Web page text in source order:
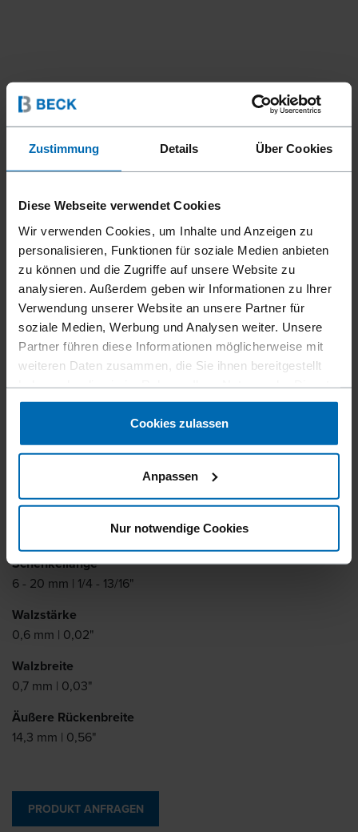
Zustimmung Details Über Cookies
Diese Webseite verwendet Cookies
Wir verwenden Cookies, um Inhalte und Anzeigen zu
personalisieren, Funktionen für soziale Medien anbieten
zu können und die Zugriffe auf unsere Website zu
analysieren. Außerdem geben wir Informationen zu Ihrer
Verwendung unserer Website an unsere Partner für
soziale Medien, Werbung und Analysen weiter. Unsere
Partner führen diese Informationen möglicherweise mit
weiteren Daten zusammen, die Sie ihnen bereitgestellt
gesammelt haben.
Cookies zulassen
Anpassen
Nur notwendige Cookies
Befestigungsmittel///Klammern///Standard­klammern///
BECK 64
Ähnlich wie
Schenkellänge
6 - 20 mm | 1/4 - 13/16"
Walzstärke
0,6 mm | 0,02"
Walzbreite
0,7 mm | 0,03"
Äußere Rückenbreite
14,3 mm | 0,56"
PRODUKT ANFRAGEN